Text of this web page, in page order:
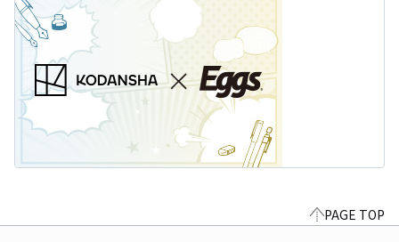
PAGE TOP